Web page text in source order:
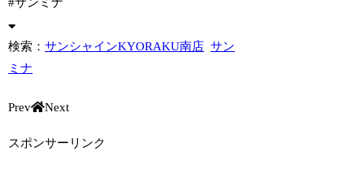
#サンミナ
検索：サンシャインKYORAKU南店 サン
ミナ
Prev Next
スポンサーリンク